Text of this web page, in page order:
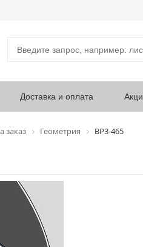
Доставка и оплата
заказ Геометрия ВР3-465